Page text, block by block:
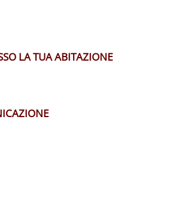
LA TUA ABITAZIONE